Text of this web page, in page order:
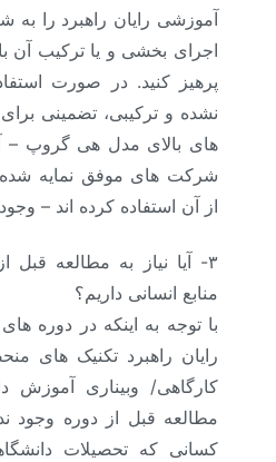
آموزشی رایان راهبرد را به
اجرای بخشی و یا ترکیب آن
پرهیز کنید. در صورت
نشده و ترکیبی، تضمینی
های بالای مدل هی گروپ –
شرکت های موفق نمایه
از آن استفاده کرده اند –
۳- آیا نیاز به مطالعه
منابع انسانی داریم؟
با توجه به اینکه در دوره
رایان راهبرد تکنیک های
کارگاهی/ وبیناری آموزش
مطالعه قبل از دوره وجود
کسانی که تحصیلات